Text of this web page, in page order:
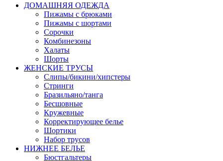
ДОМАШНЯЯ ОДЕЖДА
Пижамы с брюками
Пижамы с шортами
Сорочки
Комбинезоны
Халаты
Шорты
ЖЕНСКИЕ ТРУСЫ
Слипы/бикини/хипстеры
Стринги
Бразильяно/танга
Бесшовные
Кружевные
Корректирующее белье
Шортики
Набор трусов
НИЖНЕЕ БЕЛЬЕ
Бюстгальтеры